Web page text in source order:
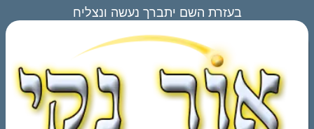
בעזרת השם יתברך נעשה ונצליח